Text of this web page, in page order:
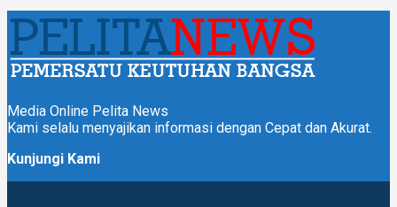
Media Online Pelita News
Kami selalu menyajikan informasi dengan Cepat dan Akurat.
Kunjungi Kami